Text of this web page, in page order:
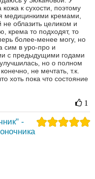
к сухости, поэтому
медицинкими кремами,
не облазить целиком и
крема то подходят, то
более-менее могу, но
сим в уро-про и
с предыдущими годами
но о полном
не мечтать, т.к.
хоть пока что состояние
1
-